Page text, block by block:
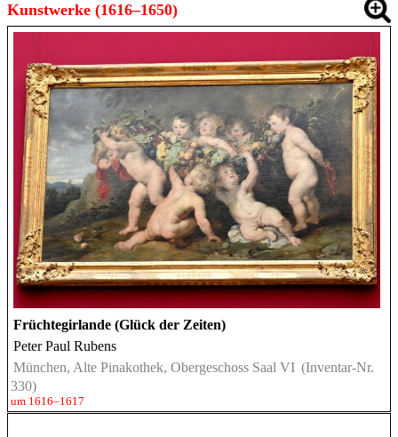
Kunstwerke (1616–1650)
Früchtegirlande (Glück der Zeiten)
Peter Paul Rubens
München, Alte Pinakothek, Obergeschoss Saal VI (Inventar-Nr.
330)
um 1616–1617